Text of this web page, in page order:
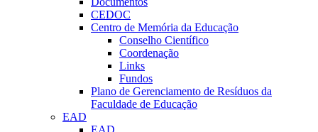
CEDOC
Centro de Memória da Educação
Conselho Científico
Coordenação
Links
Fundos
Plano de Gerenciamento de Resíduos da
Faculdade de Educação
EAD
EAD